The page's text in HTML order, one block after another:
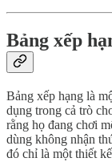
Bảng xếp
Bảng xếp hạng là
dụng trong cả trò
rằng họ đang chơi
dùng không nhận
đó chỉ là một thiết